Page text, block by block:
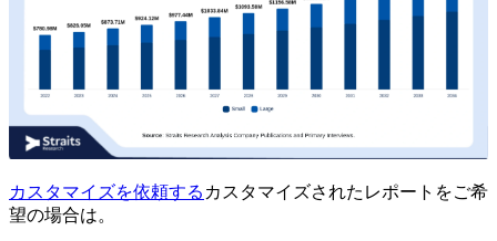
カスタマイズを依頼する カスタマイズされたレポートをご希
望の場合は。